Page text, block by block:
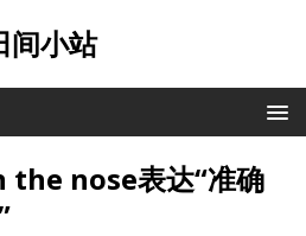
间小站
the nose表达“准确